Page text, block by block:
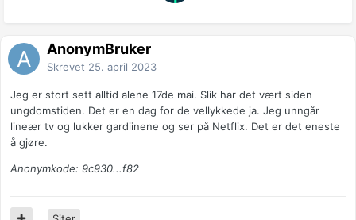
AnonymBruker
Skrevet 25. april 2023
Jeg er stort sett alltid alene 17de mai. Slik har det vært siden
ungdomstiden. Det er en dag for de vellykkede ja. Jeg unngår
lineær tv og lukker gardiinene og ser på Netflix. Det er det eneste
å gjøre.
Anonymkode: 9c930...f82